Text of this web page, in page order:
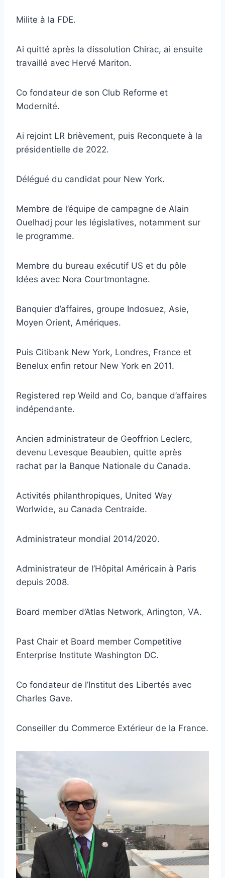
Milite à la FDE.
Ai quitté après la dissolution Chirac, ai ensuite
travaillé avec Hervé Mariton.
Co fondateur de son Club Reforme et
Modernité.
Ai rejoint LR brièvement, puis Reconquete à la
présidentielle de 2022.
Délégué du candidat pour New York.
Membre de l’équipe de campagne de Alain
Ouelhadj pour les législatives, notamment sur
le programme.
Membre du bureau exécutif US et du pôle
Idées avec Nora Courtmontagne.
Banquier d’affaires, groupe Indosuez, Asie,
Moyen Orient, Amériques.
Puis Citibank New York, Londres, France et
Benelux enfin retour New York en 2011.
Registered rep Weild and Co, banque d’affaires
indépendante.
Ancien administrateur de Geoffrion Leclerc,
devenu Levesque Beaubien, quitte après
rachat par la Banque Nationale du Canada.
Activités philanthropiques, United Way
Worlwide, au Canada Centraide.
Administrateur mondial 2014/2020.
Administrateur de l’Hôpital Américain à Paris
depuis 2008.
Board member d’Atlas Network, Arlington, VA.
Past Chair et Board member Competitive
Enterprise Institute Washington DC.
Co fondateur de l’Institut des Libertés avec
Charles Gave.
Conseiller du Commerce Extérieur de la France.